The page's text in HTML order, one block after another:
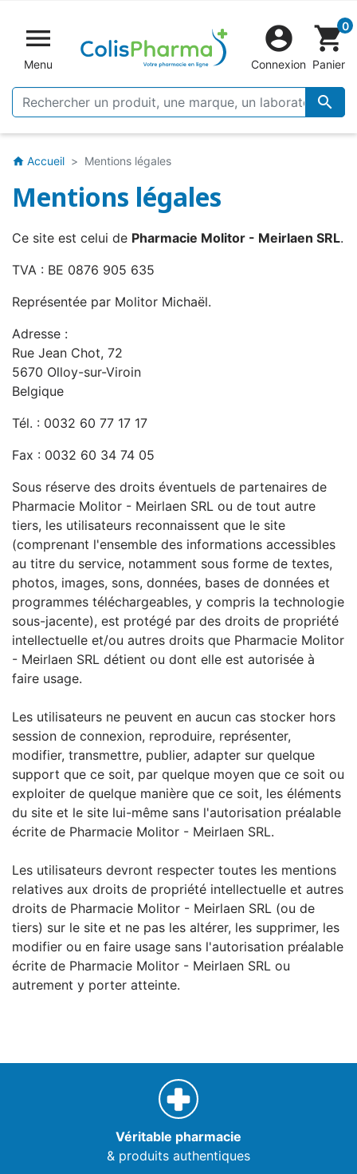

Menu


Connexion
shopping_cart0
Panier
home Accueil Mentions légales
Mentions légales
Ce site est celui de Pharmacie Molitor - Meirlaen SRL.
TVA : BE 0876 905 635
Représentée par Molitor Michaël.
Adresse :
Rue Jean Chot, 72
5670 Olloy-sur-Viroin
Belgique
Tél. : 0032 60 77 17 17
Fax : 0032 60 34 74 05
Sous réserve des droits éventuels de partenaires de
Pharmacie Molitor - Meirlaen SRL ou de tout autre
tiers, les utilisateurs reconnaissent que le site
(comprenant l'ensemble des informations accessibles
au titre du service, notamment sous forme de textes,
photos, images, sons, données, bases de données et
programmes téléchargeables, y compris la technologie
sous-jacente), est protégé par des droits de propriété
intellectuelle et/ou autres droits que Pharmacie Molitor
- Meirlaen SRL détient ou dont elle est autorisée à
faire usage.
Les utilisateurs ne peuvent en aucun cas stocker hors
session de connexion, reproduire, représenter,
modifier, transmettre, publier, adapter sur quelque
support que ce soit, par quelque moyen que ce soit ou
exploiter de quelque manière que ce soit, les éléments
du site et le site lui-même sans l'autorisation préalable
écrite de Pharmacie Molitor - Meirlaen SRL.
Les utilisateurs devront respecter toutes les mentions
relatives aux droits de propriété intellectuelle et autres
droits de Pharmacie Molitor - Meirlaen SRL (ou de
tiers) sur le site et ne pas les altérer, les supprimer, les
modifier ou en faire usage sans l'autorisation préalable
écrite de Pharmacie Molitor - Meirlaen SRL ou
autrement y porter atteinte.
Véritable pharmacie
& produits authentiques